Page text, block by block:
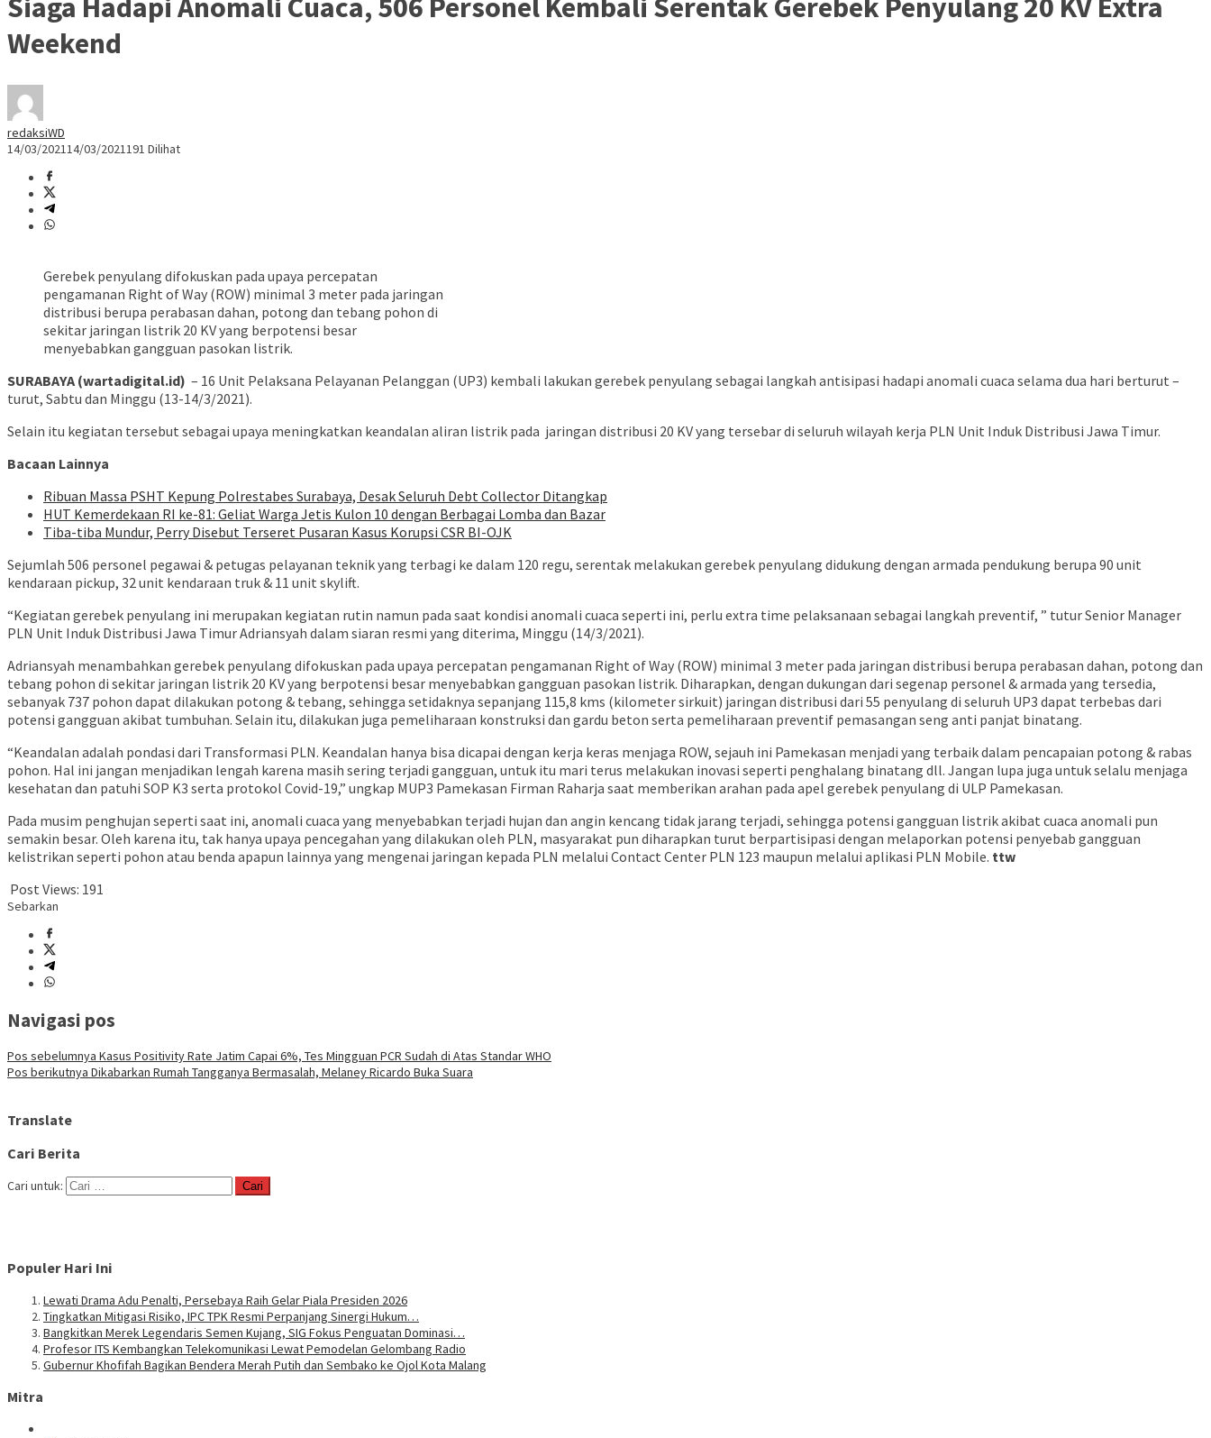
Weekend
redaksiWD
14/03/202114/03/2021191 Dilihat
Gerebek penyulang difokuskan pada upaya percepatan
pengamanan Right of Way (ROW) minimal 3 meter pada jaringan
distribusi berupa perabasan dahan, potong dan tebang pohon di
sekitar jaringan listrik 20 KV yang berpotensi besar
menyebabkan gangguan pasokan listrik.
SURABAYA (wartadigital.id) – 16 Unit Pelaksana Pelayanan Pelanggan (UP3) kembali lakukan gerebek penyulang sebagai langkah antisipasi hadapi anomali cuaca selama dua hari berturut –
turut, Sabtu dan Minggu (13-14/3/2021).
Selain itu kegiatan tersebut sebagai upaya meningkatkan keandalan aliran listrik pada jaringan distribusi 20 KV yang tersebar di seluruh wilayah kerja PLN Unit Induk Distribusi Jawa Timur.
Bacaan Lainnya
Ribuan Massa PSHT Kepung Polrestabes Surabaya, Desak Seluruh Debt Collector Ditangkap
HUT Kemerdekaan RI ke-81: Geliat Warga Jetis Kulon 10 dengan Berbagai Lomba dan Bazar
Tiba-tiba Mundur, Perry Disebut Terseret Pusaran Kasus Korupsi CSR BI-OJK
Sejumlah 506 personel pegawai & petugas pelayanan teknik yang terbagi ke dalam 120 regu, serentak melakukan gerebek penyulang didukung dengan armada pendukung berupa 90 unit
kendaraan pickup, 32 unit kendaraan truk & 11 unit skylift.
“Kegiatan gerebek penyulang ini merupakan kegiatan rutin namun pada saat kondisi anomali cuaca seperti ini, perlu extra time pelaksanaan sebagai langkah preventif, ” tutur Senior Manager
PLN Unit Induk Distribusi Jawa Timur Adriansyah dalam siaran resmi yang diterima, Minggu (14/3/2021).
Adriansyah menambahkan gerebek penyulang difokuskan pada upaya percepatan pengamanan Right of Way (ROW) minimal 3 meter pada jaringan distribusi berupa perabasan dahan, potong dan
tebang pohon di sekitar jaringan listrik 20 KV yang berpotensi besar menyebabkan gangguan pasokan listrik. Diharapkan, dengan dukungan dari segenap personel & armada yang tersedia,
sebanyak 737 pohon dapat dilakukan potong & tebang, sehingga setidaknya sepanjang 115,8 kms (kilometer sirkuit) jaringan distribusi dari 55 penyulang di seluruh UP3 dapat terbebas dari
potensi gangguan akibat tumbuhan. Selain itu, dilakukan juga pemeliharaan konstruksi dan gardu beton serta pemeliharaan preventif pemasangan seng anti panjat binatang.
“Keandalan adalah pondasi dari Transformasi PLN. Keandalan hanya bisa dicapai dengan kerja keras menjaga ROW, sejauh ini Pamekasan menjadi yang terbaik dalam pencapaian potong & rabas
pohon. Hal ini jangan menjadikan lengah karena masih sering terjadi gangguan, untuk itu mari terus melakukan inovasi seperti penghalang binatang dll. Jangan lupa juga untuk selalu menjaga
kesehatan dan patuhi SOP K3 serta protokol Covid-19,” ungkap MUP3 Pamekasan Firman Raharja saat memberikan arahan pada apel gerebek penyulang di ULP Pamekasan.
Pada musim penghujan seperti saat ini, anomali cuaca yang menyebabkan terjadi hujan dan angin kencang tidak jarang terjadi, sehingga potensi gangguan listrik akibat cuaca anomali pun
semakin besar. Oleh karena itu, tak hanya upaya pencegahan yang dilakukan oleh PLN, masyarakat pun diharapkan turut berpartisipasi dengan melaporkan potensi penyebab gangguan
kelistrikan seperti pohon atau benda apapun lainnya yang mengenai jaringan kepada PLN melalui Contact Center PLN 123 maupun melalui aplikasi PLN Mobile. ttw
Post Views: 191
Sebarkan
Navigasi pos
Pos sebelumnya Kasus Positivity Rate Jatim Capai 6%, Tes Mingguan PCR Sudah di Atas Standar WHO
Pos berikutnya Dikabarkan Rumah Tangganya Bermasalah, Melaney Ricardo Buka Suara
Translate
Cari Berita
Cari untuk:
Populer Hari Ini
Lewati Drama Adu Penalti, Persebaya Raih Gelar Piala Presiden 2026
Tingkatkan Mitigasi Risiko, IPC TPK Resmi Perpanjang Sinergi Hukum…
Bangkitkan Merek Legendaris Semen Kujang, SIG Fokus Penguatan Dominasi…
Profesor ITS Kembangkan Telekomunikasi Lewat Pemodelan Gelombang Radio
Gubernur Khofifah Bagikan Bendera Merah Putih dan Sembako ke Ojol Kota Malang
Mitra